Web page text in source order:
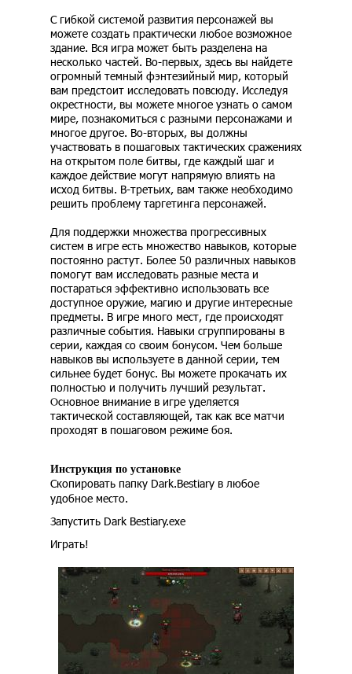
С гибкой системой развития персонажей вы
можете создать практически любое возможное
здание. Вся игра может быть разделена на
несколько частей. Во-первых, здесь вы найдете
огромный темный фэнтезийный мир, который
вам предстоит исследовать повсюду. Исследуя
окрестности, вы можете многое узнать о самом
мире, познакомиться с разными персонажами и
многое другое. Во-вторых, вы должны
участвовать в пошаговых тактических сражениях
на открытом поле битвы, где каждый шаг и
каждое действие могут напрямую влиять на
исход битвы. В-третьих, вам также необходимо
решить проблему таргетинга персонажей.
Для поддержки множества прогрессивных
систем в игре есть множество навыков, которые
постоянно растут. Более 50 различных навыков
помогут вам исследовать разные места и
постараться эффективно использовать все
доступное оружие, магию и другие интересные
предметы. В игре много мест, где происходят
различные события. Навыки сгруппированы в
серии, каждая со своим бонусом. Чем больше
навыков вы используете в данной серии, тем
сильнее будет бонус. Вы можете прокачать их
полностью и получить лучший результат.
Основное внимание в игре уделяется
тактической составляющей, так как все матчи
проходят в пошаговом режиме боя.
Инструкция по установке
Скопировать папку Dark.Bestiary в любое
удобное место.
Запустить Dark Bestiary.exe
Играть!